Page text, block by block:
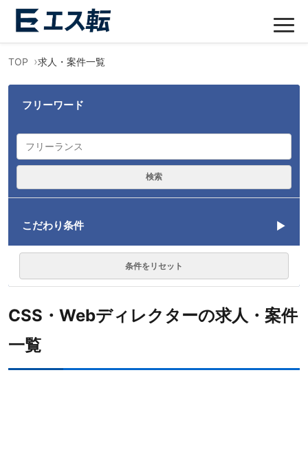
TOP 求人・案件一覧
フリーワード
検索
こだわり条件
HTML 2
JavaScript
条件をリセット
CSS・Webディレクターの求人・案件
一覧